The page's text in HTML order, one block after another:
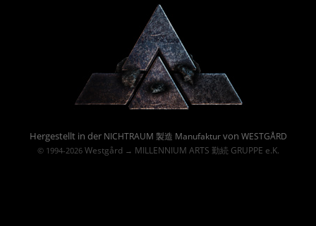
Hergestellt in der NICHTRAUM 製造 Manufakturvon WESTGÅRD
© 1994-2026 Westgård→ MILLENNIUM ARTS 勤続 GRUPPE e.K.
Powered By :